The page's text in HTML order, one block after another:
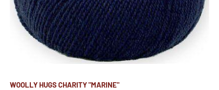
WOOLLY HUGS CHARITY "MARINE"